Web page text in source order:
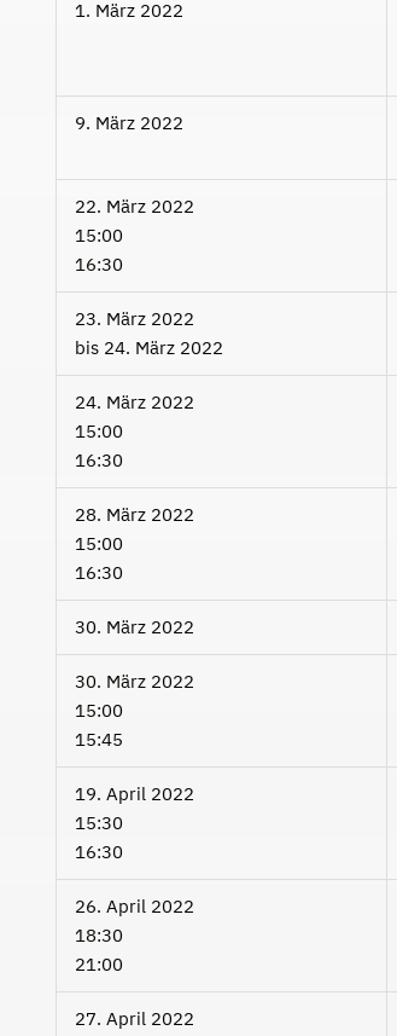
1. März 2022
9. März 2022
22. März 2022
15:00
16:30
23. März 2022
bis 24. März 2022
24. März 2022
15:00
16:30
28. März 2022
15:00
16:30
30. März 2022
30. März 2022
15:00
15:45
19. April 2022
15:30
16:30
26. April 2022
18:30
21:00
27. April 2022